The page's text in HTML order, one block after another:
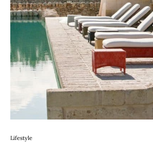
Lifestyle